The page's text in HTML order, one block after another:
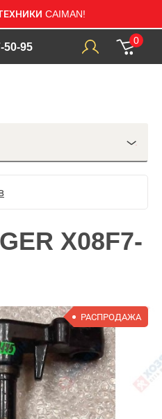
CAIMAN!
50-95
0
X08F7-
РАСПРОДАЖА